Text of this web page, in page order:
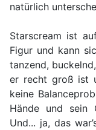
natürlich
Starscream ist
Figur und kann
tanzend,
er recht groß ist
keine
Hände und sein
Und... ja, das